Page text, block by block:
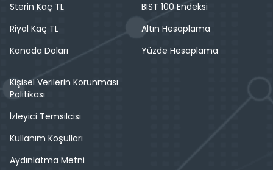
Sterin Kaç TL
Riyal Kaç TL
Kanada Doları
BIST 100 Endeksi
Altın Hesaplama
Yüzde Hesaplama
Kişisel Verilerin Korunması
Politikası
İzleyici Temsilcisi
Kullanım Koşulları
Aydınlatma Metni